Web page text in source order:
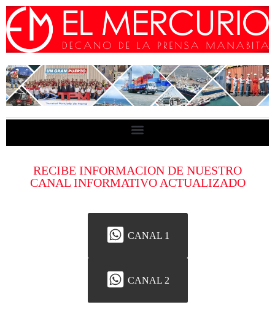
RECIBE INFORMACION DE NUESTRO
CANAL INFORMATIVO ACTUALIZADO
CANAL 1
CANAL 2